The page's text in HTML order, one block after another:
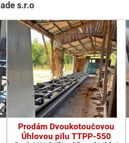
s.r.o
Prodám Dvoukotoučovou
Úhlovou pilu TTPP-550